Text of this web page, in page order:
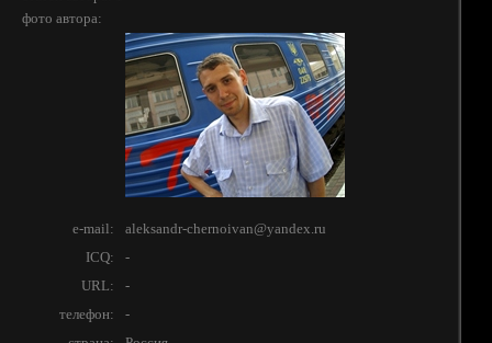
фото автора:
e-mail:
aleksandr-chernoivan@yandex.ru
ICQ:
-
URL:
-
телефон:
-